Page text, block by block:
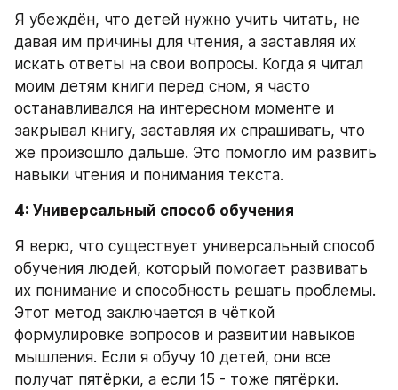
Я убеждён, что детей нужно учить читать, не
давая им причины для чтения, а заставляя их
искать ответы на свои вопросы. Когда я читал
моим детям книги перед сном, я часто
останавливался на интересном моменте и
закрывал книгу, заставляя их спрашивать, что
же произошло дальше. Это помогло им развить
навыки чтения и понимания текста.
4: Универсальный способ обучения
Я верю, что существует универсальный способ
обучения людей, который помогает развивать
их понимание и способность решать проблемы.
Этот метод заключается в чёткой
формулировке вопросов и развитии навыков
мышления. Если я обучу 10 детей, они все
получат пятёрки, а если 15 - тоже пятёрки.